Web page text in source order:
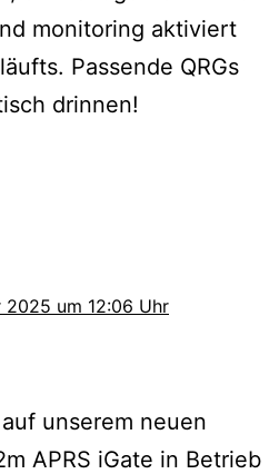
monitoring aktiviert
Passende QRGs
drinnen!
2025 um 12:06 Uhr
unserem neuen
APRS iGate in Betrieb